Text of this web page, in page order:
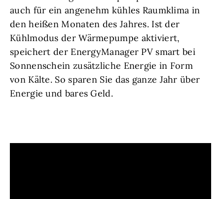
auch für ein angenehm kühles Raumklima in
den heißen Monaten des Jahres. Ist der
Kühlmodus der Wärmepumpe aktiviert,
speichert der EnergyManager PV smart bei
Sonnenschein zusätzliche Energie in Form
von Kälte. So sparen Sie das ganze Jahr über
Energie und bares Geld.